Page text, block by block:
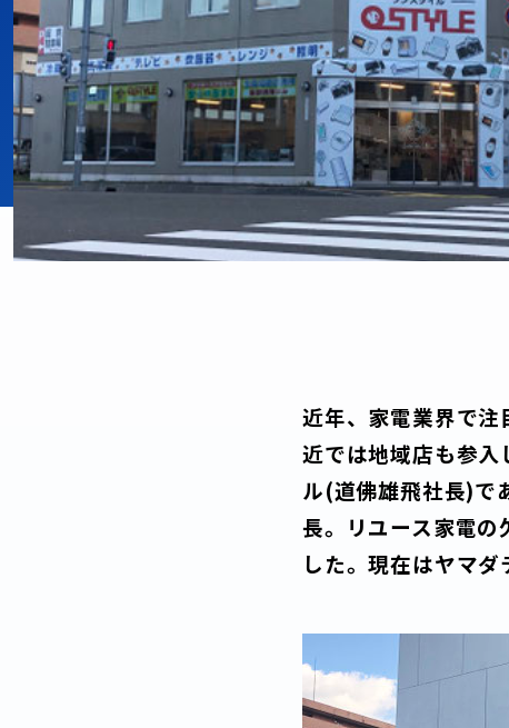
近年、家電業界で注
近では地域店も参
ル(道佛雄飛社長)で
長。リユース家電
した。現在はヤマ